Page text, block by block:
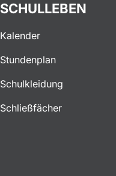
SCHULLEBEN
Kalender
Stundenplan
Schulkleidung
Schließfächer